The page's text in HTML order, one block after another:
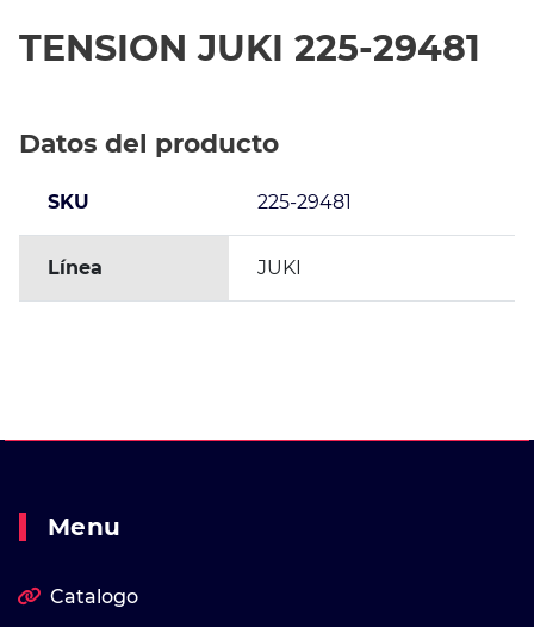
TENSION JUKI 225-29481
Datos del producto
SKU 225-29481
Línea JUKI
Menu
Catalogo